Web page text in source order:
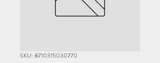
SKU: 8710315030770